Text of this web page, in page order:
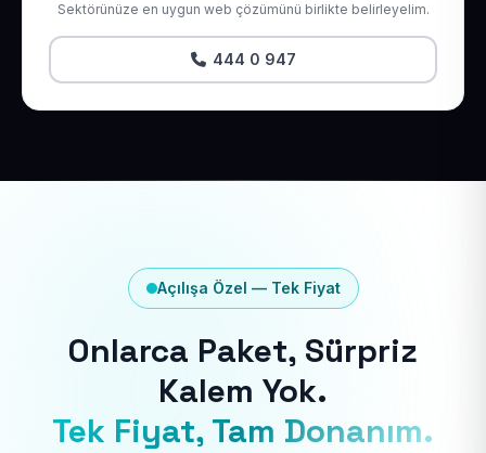
Sektörünüze en uygun web çözümünü birlikte belirleyelim.
444 0 947
Açılışa Özel — Tek Fiyat
Onlarca Paket, Sürpriz
Kalem Yok.
Tek Fiyat, Tam Donanım.